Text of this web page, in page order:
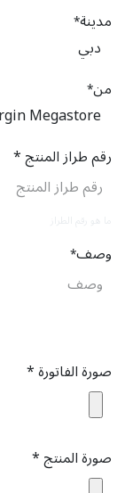
مدينة*
من*
رقم طراز المنتج *
وصف*
صورة الفاتورة *
صورة المنتج *